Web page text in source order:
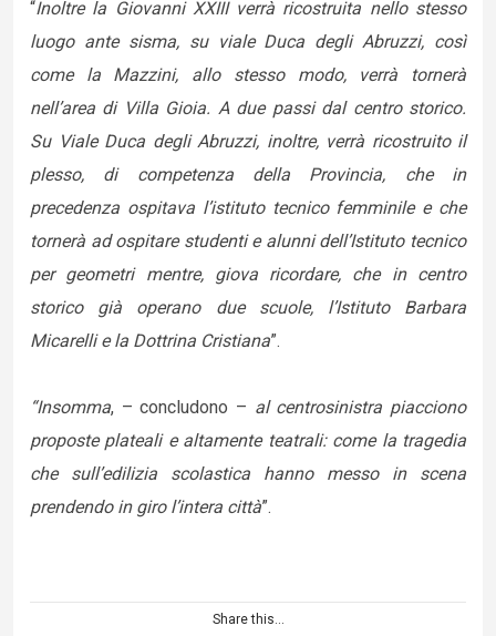
“Inoltre la Giovanni XXIII verrà ricostruita nello stesso
luogo ante sisma, su viale Duca degli Abruzzi, così
come la Mazzini, allo stesso modo, verrà tornerà
nell’area di Villa Gioia. A due passi dal centro storico.
Su Viale Duca degli Abruzzi, inoltre, verrà ricostruito il
plesso, di competenza della Provincia, che in
precedenza ospitava l’istituto tecnico femminile e che
tornerà ad ospitare studenti e alunni dell’Istituto tecnico
per geometri mentre, giova ricordare, che in centro
storico già operano due scuole, l’Istituto Barbara
Micarelli e la Dottrina Cristiana”.
“Insomma, – concludono – al centrosinistra piacciono
proposte plateali e altamente teatrali: come la tragedia
che sull’edilizia scolastica hanno messo in scena
prendendo in giro l’intera città”.
Share this...